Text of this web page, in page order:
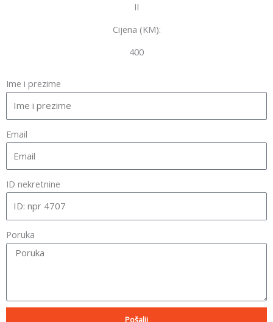
II
Cijena (KM):
400
Ime i prezime
Email
ID nekretnine
Poruka
Pošalji